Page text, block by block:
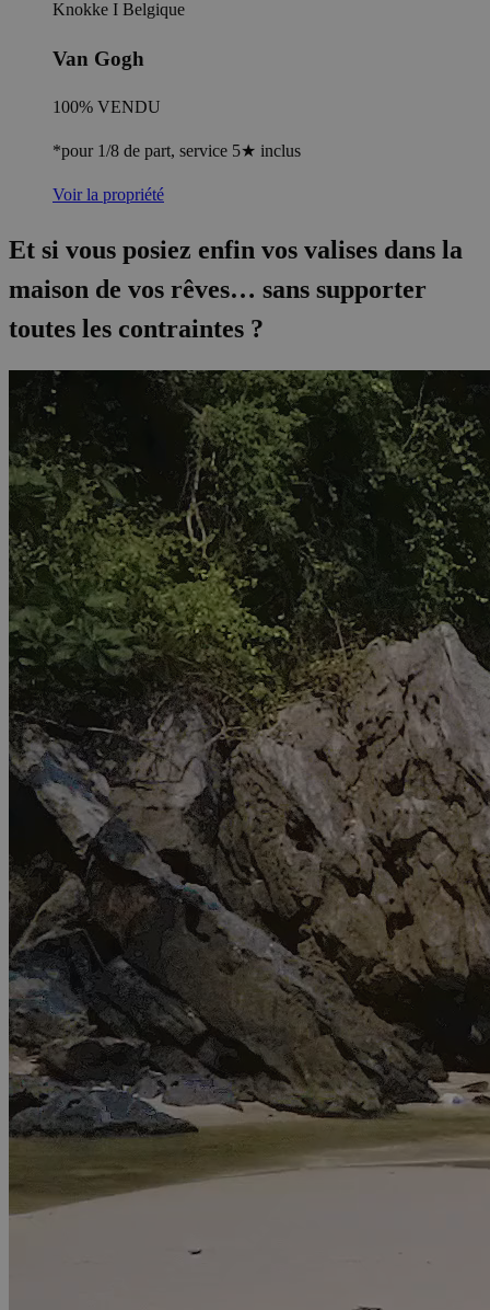
Knokke I Belgique
Van Gogh
100% VENDU
*pour 1/8 de part, service 5★ inclus
Voir la propriété
Et si vous posiez enfin vos valises dans la
maison de vos rêves… sans supporter
toutes les contraintes ?